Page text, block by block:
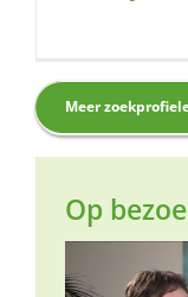
Meer
Op